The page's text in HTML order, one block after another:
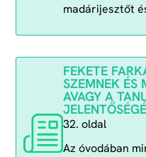
madárijesztőt
FEKETE
SZEMNEK ÉS
AVAGY A
32. oldal
Az óvodában